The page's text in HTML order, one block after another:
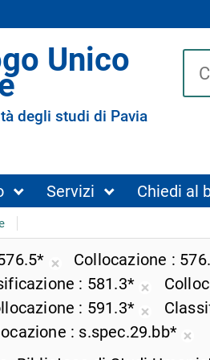
Unico
degli studi di Pavia
Servizi Chiedi al
Rimuovi
dalla
ricerca
corrente
Collocazione
581.3*
Rimuovi
dalla
ricerca
591.3*
Rimuovi
dalla
s.spec.29.bb*